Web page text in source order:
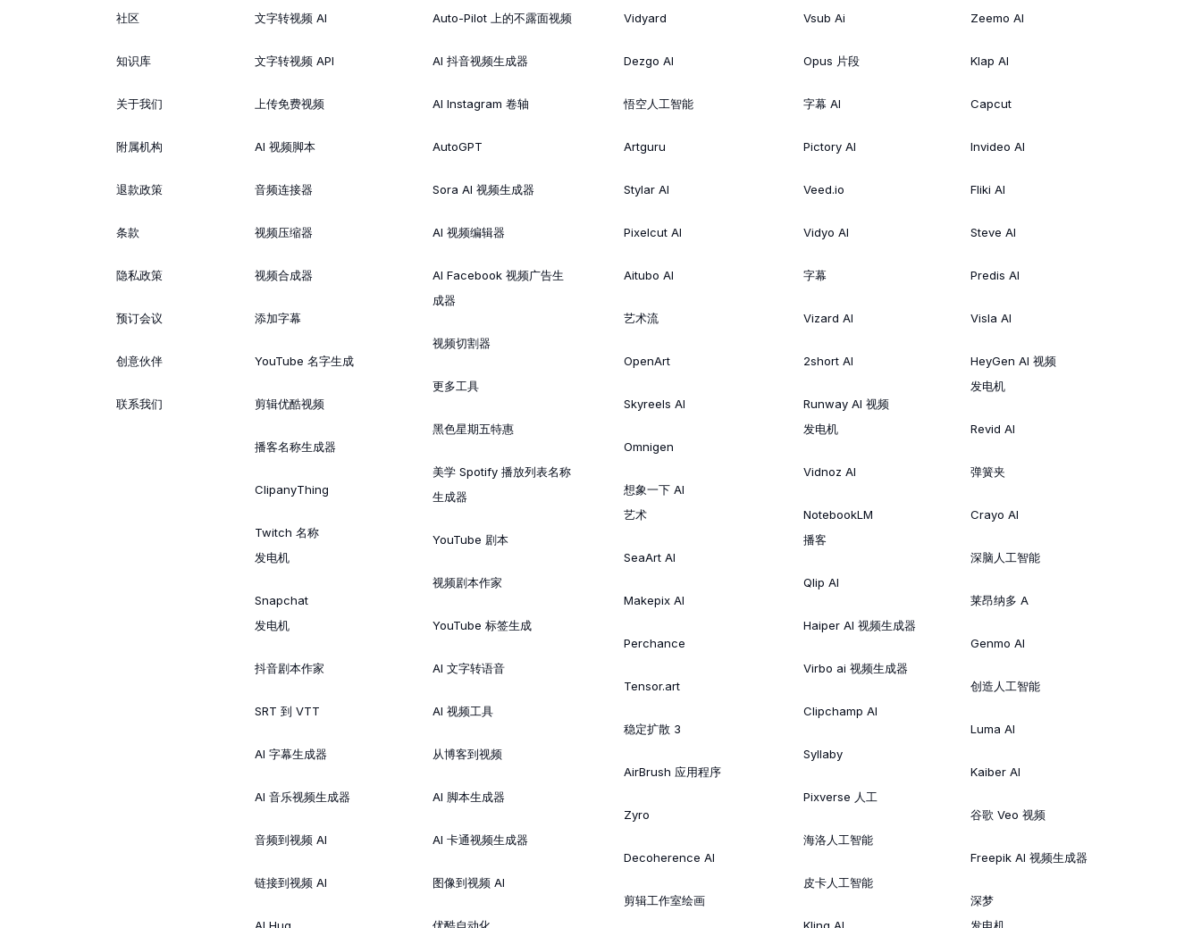
社区
知识库
关于我们
附属机构
退款政策
条款
隐私政策
预订会议
创意伙伴
联系我们
文字转视频 AI
文字转视频 API
上传免费视频
AI 视频脚本
音频连接器
视频压缩器
视频合成器
添加字幕
YouTube 名字生成
剪辑优酷视频
播客名称生成器
ClipanyThing
Twitch 名称
发电机
Snapchat
发电机
抖音剧本作家
SRT 到 VTT
AI 字幕生成器
AI 音乐视频生成器
音频到视频 AI
链接到视频 AI
Auto-Pilot 上的不露面视频
AI 抖音视频生成器
AI Instagram 卷轴
AutoGPT
Sora AI 视频生成器
AI 视频编辑器
AI Facebook 视频广告生
成器
视频切割器
更多工具
黑色星期五特惠
美学 Spotify 播放列表名称
生成器
YouTube 剧本
视频剧本作家
YouTube 标签生成
AI 文字转语音
AI 视频工具
从博客到视频
AI 脚本生成器
AI 卡通视频生成器
图像到视频 AI
Vidyard
Dezgo AI
悟空人工智能
Artguru
Stylar AI
Pixelcut AI
Aitubo AI
艺术流
OpenArt
Skyreels AI
Omnigen
想象一下 AI
艺术
SeaArt AI
Makepix AI
Perchance
Tensor.art
稳定扩散 3
AirBrush 应用程序
Zyro
Decoherence AI
剪辑工作室绘画
Vsub Ai
Opus 片段
字幕 AI
Pictory AI
Veed.io
Vidyo AI
字幕
Vizard AI
2short AI
Runway AI 视频
发电机
Vidnoz AI
NotebookLM
播客
Qlip AI
Haiper AI 视频生成器
Virbo ai 视频生成器
Clipchamp AI
Syllaby
Pixverse 人工
海洛人工智能
皮卡人工智能
Zeemo AI
Klap AI
Capcut
Invideo AI
Fliki AI
Steve AI
Predis AI
Visla AI
HeyGen AI 视频
发电机
Revid AI
弹簧夹
Crayo AI
深脑人工智能
莱昂纳多 A
Genmo AI
创造人工智能
Luma AI
Kaiber AI
谷歌 Veo 视频
Freepik AI 视频生成器
深梦